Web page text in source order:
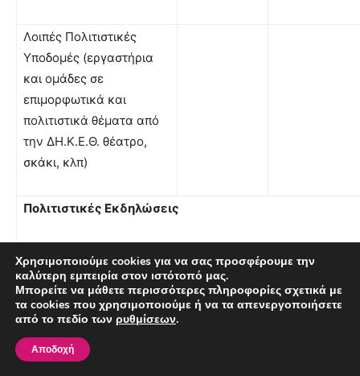
Λοιπές Πολιτιστικές
Υποδομές (εργαστήρια
και ομάδες σε
επιμορφωτικά και
πολιτιστικά θέματα από
την ΔΗ.Κ.Ε.Θ. θέατρο,
σκάκι, κλπ)
Πολιτιστικές Εκδηλώσεις
Ονομασία
Εκδηλώσεις
Φεστιβάλ
Χρησιμοποιούμε cookies για να σας προσφέρουμε την
καλύτερη εμπειρία στον ιστότοπό μας.
Μπορείτε να μάθετε περισσότερες πληροφορίες σχετικά με
τα cookies που χρησιμοποιούμε ή να τα απενεργοποιήσετε
από το πεδίο των ρυθμίσεων.
Αποδοχή